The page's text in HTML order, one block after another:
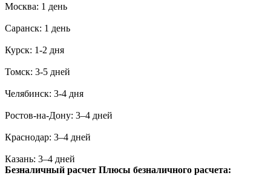
Москва: 1 день
Саранск: 1 день
Курск: 1-2 дня
Томск: 3-5 дней
Челябинск: 3-4 дня
Ростов-на-Дону: 3–4 дней
Краснодар: 3–4 дней
Казань: 3–4 дней
Безналичный расчет Плюсы безналичного расчета: